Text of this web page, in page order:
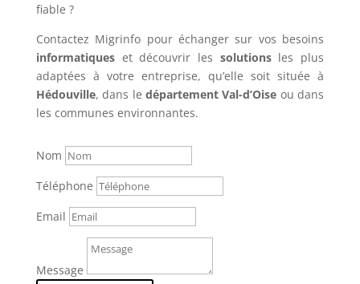
fiable ?
Contactez Migrinfo pour échanger sur vos besoins
informatiqueset découvrir les solutionsles plus
adaptées à votre entreprise, qu’elle soit située à
Hédouville, dans le département Val-d’Oise ou dans
les communes environnantes.
Nom
Téléphone
Email
Message